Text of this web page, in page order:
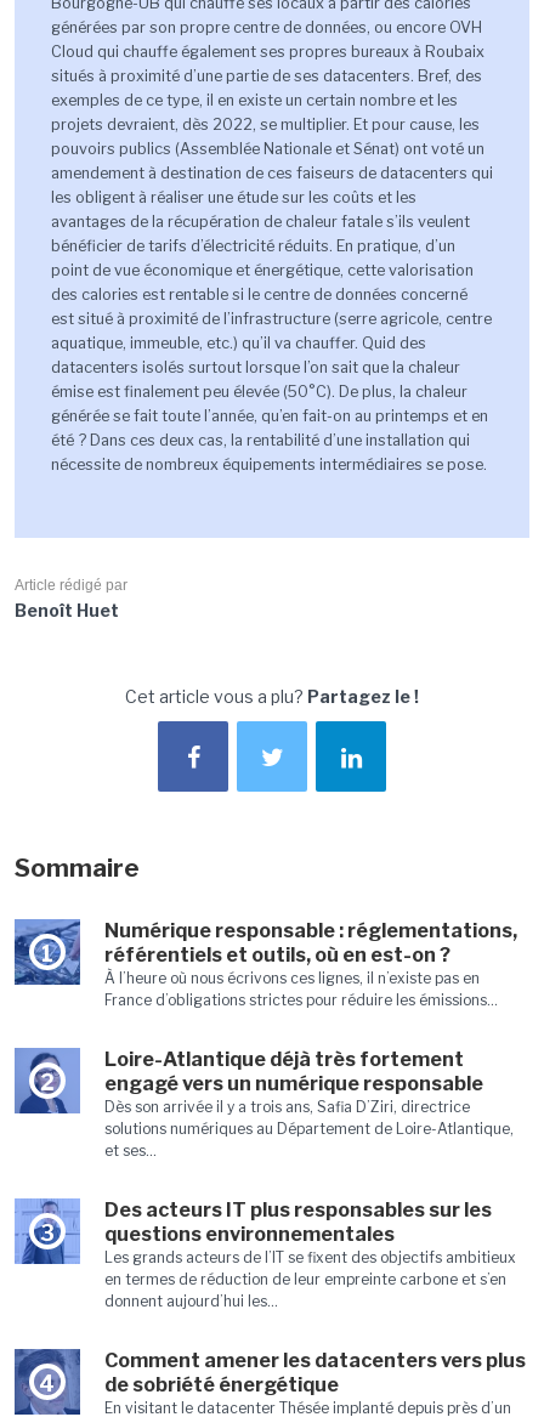
générées par son propre centre de données, ou encore OVH
Cloud qui chauffe également ses propres bureaux à Roubaix
situés à proximité d’une partie de ses datacenters. Bref, des
exemples de ce type, il en existe un certain nombre et les
projets devraient, dès 2022, se multiplier. Et pour cause, les
pouvoirs publics (Assemblée Nationale et Sénat) ont voté un
amendement à destination de ces faiseurs de datacenters qui
les obligent à réaliser une étude sur les coûts et les
avantages de la récupération de chaleur fatale s’ils veulent
bénéficier de tarifs d’électricité réduits. En pratique, d’un
point de vue économique et énergétique, cette valorisation
des calories est rentable si le centre de données concerné
est situé à proximité de l’infrastructure (serre agricole, centre
aquatique, immeuble, etc.) qu’il va chauffer. Quid des
datacenters isolés surtout lorsque l’on sait que la chaleur
émise est finalement peu élevée (50°C). De plus, la chaleur
générée se fait toute l’année, qu’en fait-on au printemps et en
été ? Dans ces deux cas, la rentabilité d’une installation qui
nécessite de nombreux équipements intermédiaires se pose.
Article rédigé par
Benoît Huet
Cet article vous a plu? Partagez le !
Sommaire
1
Numérique responsable : réglementations,
référentiels et outils, où en est-on ?
À l’heure où nous écrivons ces lignes, il n’existe pas en
France d’obligations strictes pour réduire les émissions...
2
Loire-Atlantique déjà très fortement
engagé vers un numérique responsable
Dès son arrivée il y a trois ans, Safia D’Ziri, directrice
solutions numériques au Département de Loire-Atlantique,
et ses...
3
Des acteurs IT plus responsables sur les
questions environnementales
Les grands acteurs de l’IT se fixent des objectifs ambitieux
en termes de réduction de leur empreinte carbone et s’en
donnent aujourd’hui les...
4
Comment amener les datacenters vers plus
de sobriété énergétique
En visitant le datacenter Thésée implanté depuis près d’un